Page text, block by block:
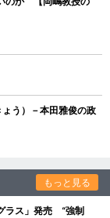
う）－本田雅俊の政
もっと見る
ラス」発売 “強制